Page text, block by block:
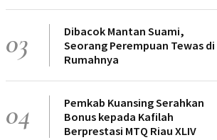
03
Dibacok Mantan Suami,
Seorang Perempuan Tewas di
Rumahnya
04
Pemkab Kuansing Serahkan
Bonus kepada Kafilah
Berprestasi MTQ Riau XLIV